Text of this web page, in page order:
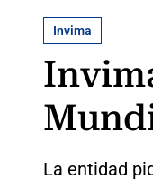
Invima
La entidad